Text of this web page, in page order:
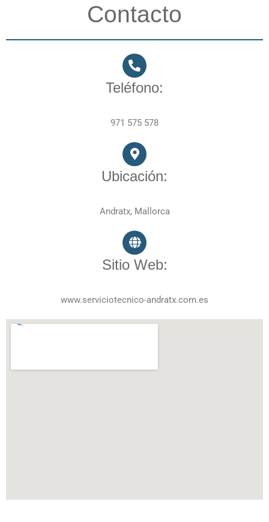
Contacto
Teléfono:
971 575 578
Ubicación:
Andratx, Mallorca
Sitio Web:
www.serviciotecnico-andratx.com.es